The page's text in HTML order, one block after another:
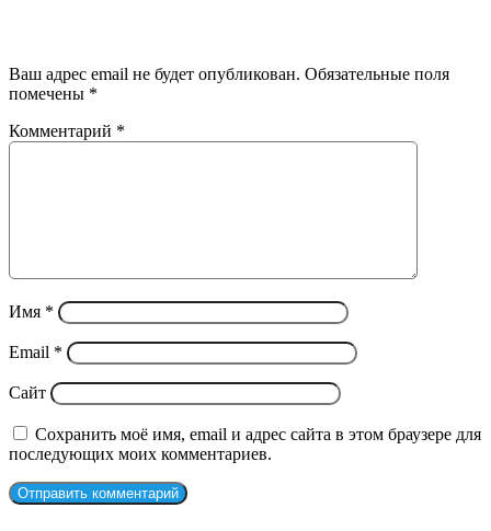
Ваш адрес email не будет опубликован. Обязательные поля
помечены *
Комментарий *
Имя *
Email *
Сайт
Сохранить моё имя, email и адрес сайта в этом браузере для
последующих моих комментариев.